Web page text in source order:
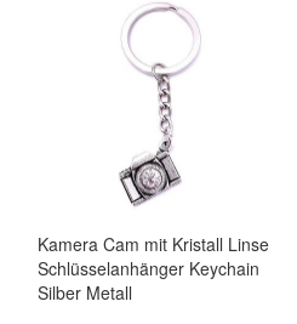
Kamera Cam mit Kristall Linse
Schlüsselanhänger Keychain
Silber Metall